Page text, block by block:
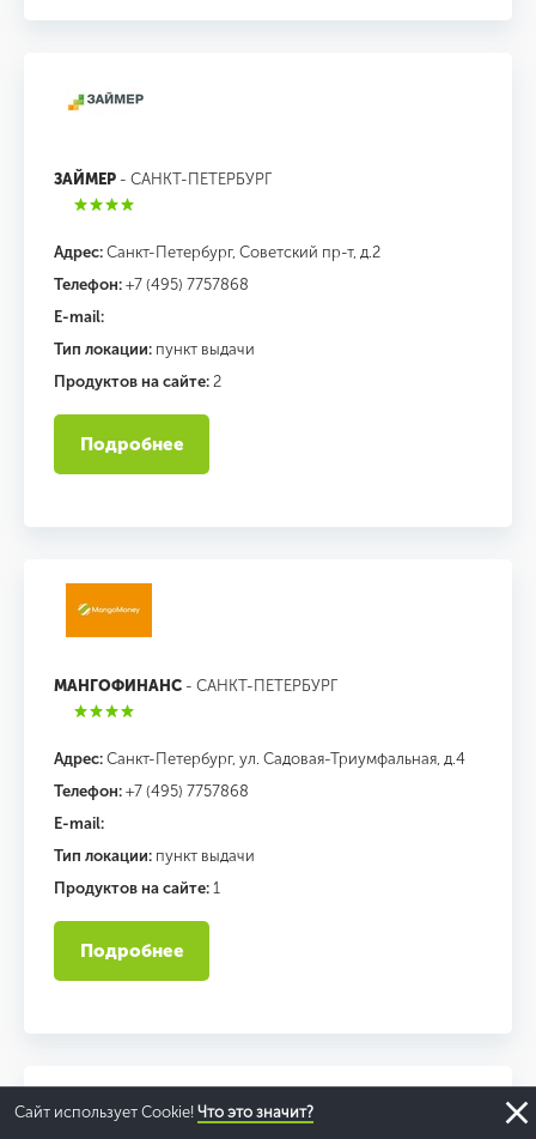
ЗАЙМЕР - САНКТ-ПЕТЕРБУРГ
Адрес: Санкт-Петербург, Советский пр-т, д.2
Телефон: +7 (495) 7757868
E-mail:
Тип локации: пункт выдачи
Продуктов на сайте: 2
Подробнее
МАНГОФИНАНС - САНКТ-ПЕТЕРБУРГ
Адрес: Санкт-Петербург, ул. Садовая-Триумфальная, д.4
Телефон: +7 (495) 7757868
E-mail:
Тип локации: пункт выдачи
Продуктов на сайте: 1
Подробнее
Сайт использует Cookie! Что это значит?